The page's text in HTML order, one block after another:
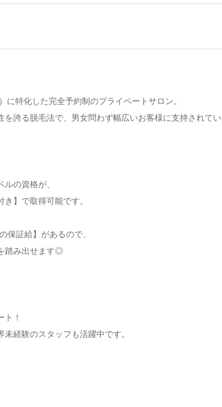
特化した完全予約制のプライベートサロン。
誇る脱毛法で、男女問わず幅広いお客様に支持されてい
の資格が、
】で取得可能です。
保証給】があるので、
踏み出せます◎
！
経験のスタッフも活躍中です。